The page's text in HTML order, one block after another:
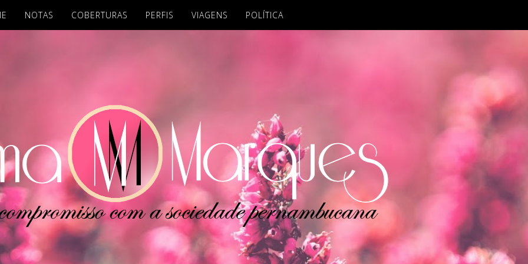
NOTAS COBERTURAS PERFIS VIAGENS POLÍTICA